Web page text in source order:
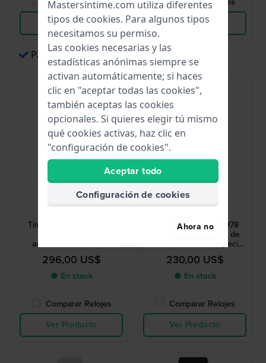
Ver Producto
Ver Producto
Pagos sencillos a través de Apple Pay
Timex
Timex Automatic 1983 E
automático de diseño
vintage años 70 con correa
elástica
296,00 US$
● En stock
Comparar Relojes
Ver Producto
Los más vendidos
Timex
Q Timex Red Vega 1978
Reissue 38 mm Reloj de
cuarzo de edición especial
con esfera de color único
230,00 US$
● En stock
Comparar Relojes
Ver Producto
Mastersintime.com utiliza diferentes
tipos de cookies. Para algunos tipos
necesitamos su permiso.
Las cookies necesarias y las
estadísticas anónimas siempre se
activan automáticamente; si haces
clic en "aceptar todas las cookies",
también aceptas las cookies
opcionales. Si quieres elegir tú mismo
qué cookies activas, haz clic en
"configuración de cookies".
Aceptar todo
Configuración de cookies
Ahora no